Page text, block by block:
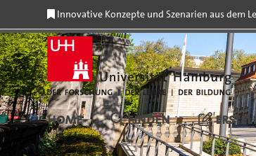
content
Innovative Konzepte und Szenarien aus dem
HOME FINDEN